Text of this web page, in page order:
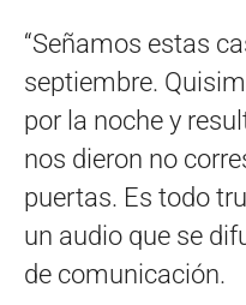
“Señamos estas
septiembre.
por la noche y
nos dieron no
puertas. Es todo
un audio que se
de comunicación.